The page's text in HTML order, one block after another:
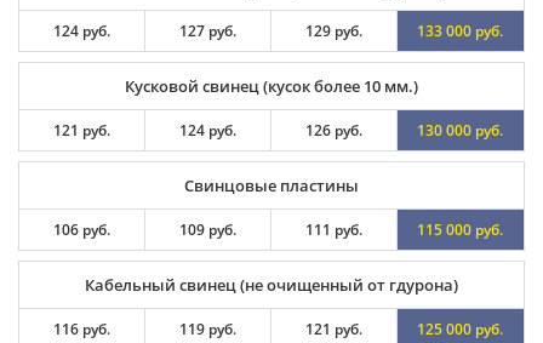
124 руб. 127 руб. 129 руб. 133 000 руб.
Кусковой свинец (кусок более 10 мм.)
121 руб. 124 руб. 126 руб. 130 000 руб.
Свинцовые пластины
106 руб. 109 руб. 111 руб. 115 000 руб.
Кабельный свинец (не очищенный от гдурона)
116 руб. 119 руб. 121 руб. 125 000 руб.